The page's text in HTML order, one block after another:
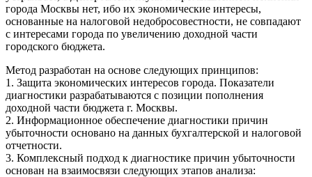
города Москвы нет, ибо их экономические интересы,
основанные на налоговой недобросовестности, не совпадают
с интересами города по увеличению доходной части
городского бюджета.
Метод разработан на основе следующих принципов:
1. Защита экономических интересов города. Показатели
диагностики разрабатываются с позиции пополнения
доходной части бюджета г. Москвы.
2. Информационное обеспечение диагностики причин
убыточности основано на данных бухгалтерской и налоговой
отчетности.
3. Комплексный подход к диагностике причин убыточности
основан на взаимосвязи следующих этапов анализа: